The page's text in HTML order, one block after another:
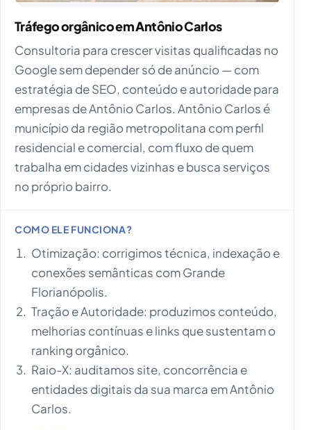
Tráfego orgânico em Antônio Carlos
Consultoria para crescer visitas qualificadas no
Google sem depender só de anúncio — com
estratégia de SEO, conteúdo e autoridade para
empresas de Antônio Carlos. Antônio Carlos é
município da região metropolitana com perfil
residencial e comercial, com fluxo de quem
trabalha em cidades vizinhas e busca serviços
no próprio bairro.
COMO ELE FUNCIONA?
Otimização: corrigimos técnica, indexação e
conexões semânticas com Grande
Florianópolis.
Tração e Autoridade: produzimos conteúdo,
melhorias contínuas e links que sustentam o
ranking orgânico.
Raio-X: auditamos site, concorrência e
entidades digitais da sua marca em Antônio
Carlos.